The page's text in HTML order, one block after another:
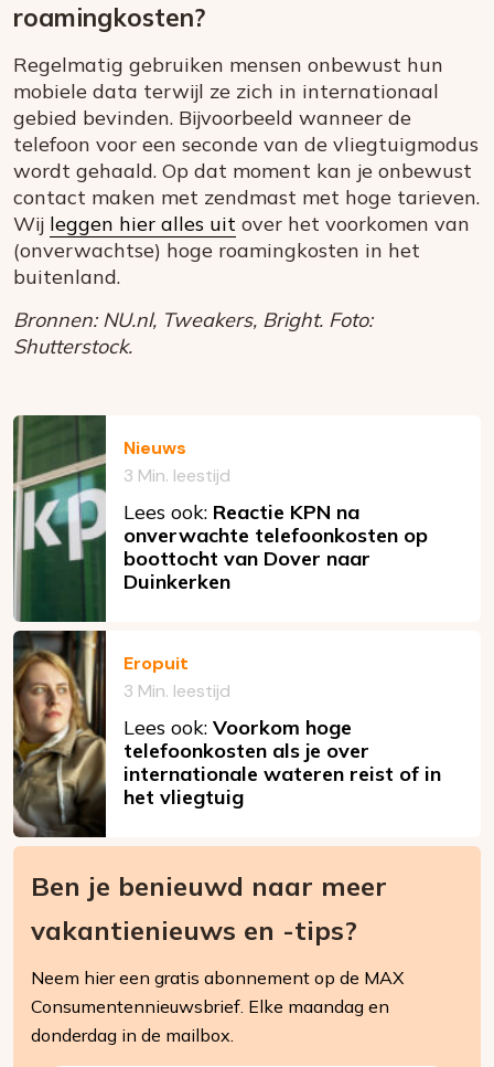
roamingkosten?
Regelmatig gebruiken mensen onbewust hun
mobiele data terwijl ze zich in internationaal
gebied bevinden. Bijvoorbeeld wanneer de
telefoon voor een seconde van de vliegtuigmodus
wordt gehaald. Op dat moment kan je onbewust
contact maken met zendmast met hoge tarieven.
Wij leggen hier alles uit over het voorkomen van
(onverwachtse) hoge roamingkosten in het
buitenland.
Bronnen: NU.nl, Tweakers, Bright. Foto:
Shutterstock.
Nieuws
3 Min. leestijd
Lees ook: Reactie KPN na
onverwachte telefoonkosten op
boottocht van Dover naar
Duinkerken
Eropuit
3 Min. leestijd
Lees ook: Voorkom hoge
telefoonkosten als je over
internationale wateren reist of in
het vliegtuig
Ben je benieuwd naar meer
vakantienieuws en -tips?
Neem hier een gratis abonnement op de MAX
Consumentennieuwsbrief. Elke maandag en
donderdag in de mailbox.